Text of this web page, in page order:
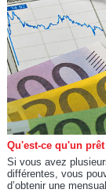
Qu'est-ce qu'un
Si vous avez
différentes, vous
d’obtenir une